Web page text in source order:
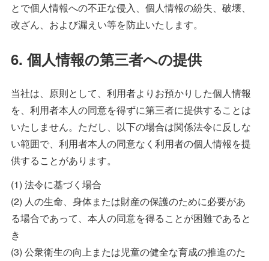
とで個人情報への不正な侵入、個人情報の紛失、破壊、
改ざん、および漏えい等を防止いたします。
6. 個人情報の第三者への提供
当社は、原則として、利用者よりお預かりした個人情報
を、利用者本人の同意を得ずに第三者に提供することは
いたしません。ただし、以下の場合は関係法令に反しな
い範囲で、利用者本人の同意なく利用者の個人情報を提
供することがあります。
(1) 法令に基づく場合
(2) 人の生命、身体または財産の保護のために必要があ
る場合であって、本人の同意を得ることが困難であると
き
(3) 公衆衛生の向上または児童の健全な育成の推進のた